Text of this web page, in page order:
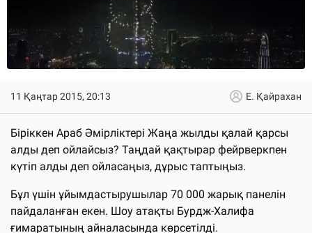
11 Қаңтар 2015, 20:13 Е. Қайрахан
Біріккен Араб Әмірліктері Жаңа жылды қалай қарсы
алды деп ойлайсыз? Таңдай қақтырар фейрверкпен
күтіп алды деп ойласаңыз, дұрыс таптыңыз.
Бұл үшін ұйымдастырушылар 70 000 жарық панелін
пайдаланған екен. Шоу атақты Бурдж-Халифа
ғимаратының айналасында көрсетілді.